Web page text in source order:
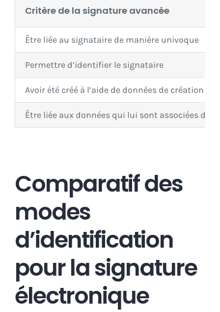
Critère de la signature avancée
Être liée au signataire de manière univoque
Permettre d’identifier le signataire
Avoir été créé à l’aide de données de création
Être liée aux données qui lui sont associées
Comparatif des
modes
d’identification
pour la signature
électronique